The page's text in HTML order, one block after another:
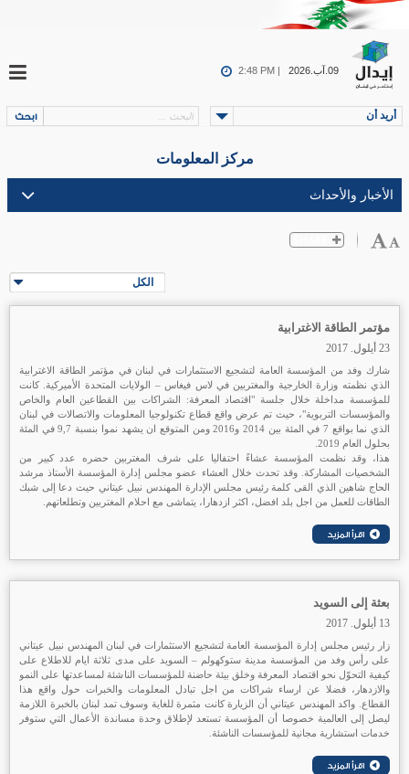
09.آب.2026 2:48 PM |
أريد أن
مركز المعلومات
الكل
مؤتمر الطاقة الاغترابية
23 أيلول. 2017
شارك وفد من المؤسسة العامة لتشجيع الاستثمارات في لبنان في مؤتمر الطاقة الاغترابية
الذي نظمته وزارة الخارجية والمغتربين في لاس فيغاس – الولايات المتحدة الأميركية. كانت
للمؤسسة مداخلة خلال جلسة "اقتصاد المعرفة: الشراكات بين القطاعين العام والخاص
والمؤسسات التربوية"، حيث تم عرض واقع قطاع تكنولوجيا المعلومات والاتصالات في لبنان
الذي نما بواقع 7 في المئة بين 2014 و2016 ومن المتوقع ان يشهد نموا بنسبة 9,7 في المئة
بحلول العام 2019.
هذا، وقد نظمت المؤسسة عشاءً احتفاليا على شرف المغتربين حضره عدد كبير من
الشخصيات المشاركة. وقد تحدث خلال العشاء عضو مجلس إدارة المؤسسة الأستاذ مرشد
الحاج شاهين الذي القى كلمة رئيس مجلس الإدارة المهندس نبيل عيتاني حيث دعا إلى شبك
الطاقات للعمل من اجل بلد افضل، اكثر ازدهارا، يتماشى مع احلام المغتربين وتطلعاتهم.
بعثة إلى السويد
13 أيلول. 2017
زار رئيس مجلس إدارة المؤسسة العامة لتشجيع الاستثمارات في لبنان المهندس نبيل عيتاني
على رأس وفد من المؤسسة مدينة ستوكهولم – السويد على مدى ثلاثة ايام للاطلاع على
كيفية التحوّل نحو اقتصاد المعرفة وخلق بيئة حاضنة للمؤسسات الناشئة لمساعدتها على النمو
والازدهار، فضلا عن ارساء شراكات من اجل تبادل المعلومات والخبرات حول واقع هذا
القطاع. واكد المهندس عيتاني أن الزيارة كانت مثمرة للغاية وسوف تمد لبنان بالخبرة اللازمة
ليصل إلى العالمية خصوصا أن المؤسسة تستعد لإطلاق وحدة مساندة الأعمال التي ستوفر
خدمات استشارية مجانية للمؤسسات الناشئة.